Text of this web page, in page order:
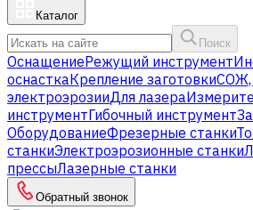
Каталог
Поиск
ОснащениеРежущий инструмент
оснасткаКрепление заготовкиСОЖ,
электроэрозииДля лазера
инструментГибочный инструмент
ОборудованиеФрезерные станки
станкиЭлектроэрозионные станки
прессыЛазерные станки
Обратный звонок